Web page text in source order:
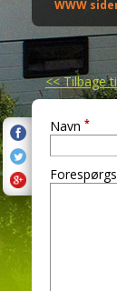
WWW
<<Tilbage
Navn *